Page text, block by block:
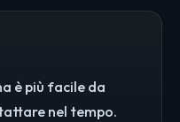
è più facile da
nel tempo.